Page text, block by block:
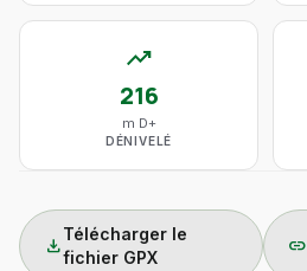
trending_up
216
m D+
DÉNIVELÉ
download
Télécharger le
fichier GPX
link